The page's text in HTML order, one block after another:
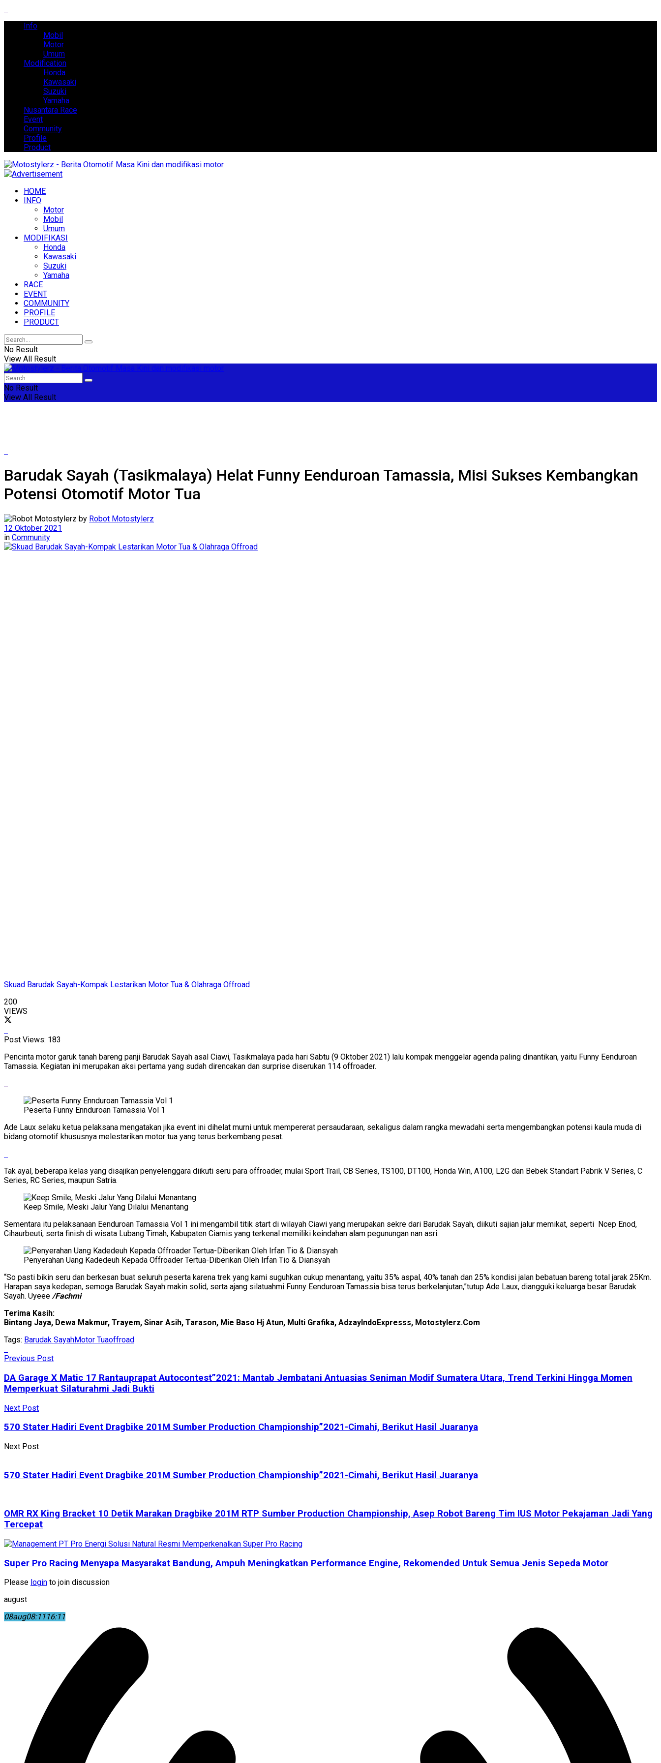
Info
Mobil
Motor
Umum
Modification
Honda
Kawasaki
Suzuki
Yamaha
Nusantara Race
Event
Community
Profile
Product
HOME
INFO
Motor
Mobil
Umum
MODIFIKASI
Honda
Kawasaki
Suzuki
Yamaha
RACE
EVENT
COMMUNITY
PROFILE
PRODUCT
No Result
View All Result
No Result
View All Result
Barudak Sayah (Tasikmalaya) Helat Funny Eenduroan Tamassia, Misi Sukses Kembangkan
Potensi Otomotif Motor Tua
by Robot Motostylerz
12 Oktober 2021
in Community
Skuad Barudak Sayah-Kompak Lestarikan Motor Tua & Olahraga Offroad
200
VIEWS
Post Views: 183
Pencinta motor garuk tanah bareng panji Barudak Sayah asal Ciawi, Tasikmalaya pada hari Sabtu (9 Oktober 2021) lalu kompak menggelar agenda paling dinantikan, yaitu Funny Eenduroan
Tamassia. Kegiatan ini merupakan aksi pertama yang sudah direncakan dan surprise diserukan 114 offroader.
Peserta Funny Ennduroan Tamassia Vol 1
Ade Laux selaku ketua pelaksana mengatakan jika event ini dihelat murni untuk mempererat persaudaraan, sekaligus dalam rangka mewadahi serta mengembangkan potensi kaula muda di
bidang otomotif khususnya melestarikan motor tua yang terus berkembang pesat.
Tak ayal, beberapa kelas yang disajikan penyelenggara diikuti seru para offroader, mulai Sport Trail, CB Series, TS100, DT100, Honda Win, A100, L2G dan Bebek Standart Pabrik V Series, C
Series, RC Series, maupun Satria.
Keep Smile, Meski Jalur Yang Dilalui Menantang
Sementara itu pelaksanaan Eenduroan Tamassia Vol 1 ini mengambil titik start di wilayah Ciawi yang merupakan sekre dari Barudak Sayah, diikuti sajian jalur memikat, seperti Ncep Enod,
Cihaurbeuti, serta finish di wisata Lubang Timah, Kabupaten Ciamis yang terkenal memiliki keindahan alam pegunungan nan asri.
Penyerahan Uang Kadedeuh Kepada Offroader Tertua-Diberikan Oleh Irfan Tio & Diansyah
“So pasti bikin seru dan berkesan buat seluruh peserta karena trek yang kami suguhkan cukup menantang, yaitu 35% aspal, 40% tanah dan 25% kondisi jalan bebatuan bareng total jarak 25Km.
Harapan saya kedepan, semoga Barudak Sayah makin solid, serta ajang silatuahmi Funny Eenduroan Tamassia bisa terus berkelanjutan,”tutup Ade Laux, diangguki keluarga besar Barudak
Sayah. Uyeee /Fachmi
Terima Kasih:
Bintang Jaya, Dewa Makmur, Trayem, Sinar Asih, Tarason, Mie Baso Hj Atun, Multi Grafika, AdzayIndoExpresss, Motostylerz.Com
Tags: Barudak SayahMotor Tuaoffroad
Previous Post
DA Garage X Matic 17 Rantauprapat Autocontest”2021: Mantab Jembatani Antuasias Seniman Modif Sumatera Utara, Trend Terkini Hingga Momen
Memperkuat Silaturahmi Jadi Bukti
Next Post
570 Stater Hadiri Event Dragbike 201M Sumber Production Championship”2021-Cimahi, Berikut Hasil Juaranya
Next Post
570 Stater Hadiri Event Dragbike 201M Sumber Production Championship”2021-Cimahi, Berikut Hasil Juaranya
OMR RX King Bracket 10 Detik Marakan Dragbike 201M RTP Sumber Production Championship, Asep Robot Bareng Tim IUS Motor Pekajaman Jadi Yang
Tercepat
Super Pro Racing Menyapa Masyarakat Bandung, Ampuh Meningkatkan Performance Engine, Rekomended Untuk Semua Jenis Sepeda Motor
Please login to join discussion
august
08aug08:1116:11